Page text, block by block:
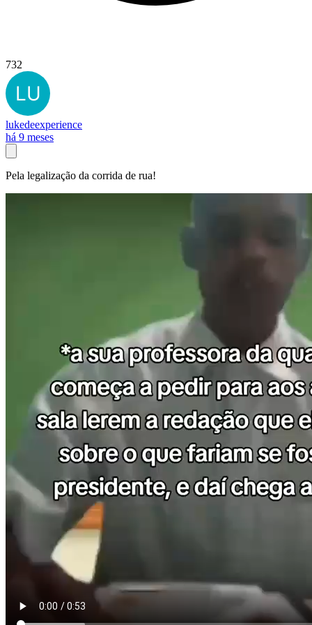
732
lukedeexperience
há 9 meses
Pela legalização da corrida de rua!